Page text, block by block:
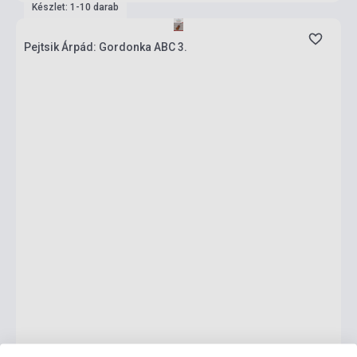
Készlet: 1-10 darab
Pejtsik Árpád: Gordonka ABC 3.